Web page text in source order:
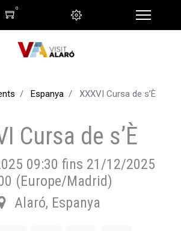
0
Espanya XXXVI Cursa de s’È
Cursa de s’È
09:30 fins 21/12/2025
(Europe/Madrid)
Alaró, Espanya